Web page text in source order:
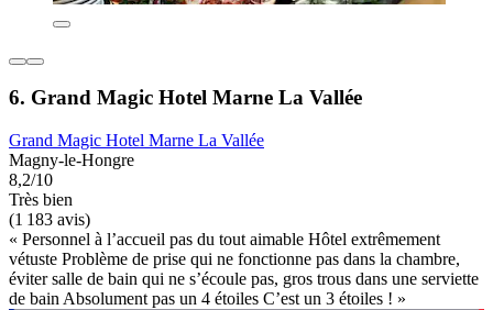
6. Grand Magic Hotel Marne La Vallée
Grand Magic Hotel Marne La Vallée
Magny-le-Hongre
8,2/10
Très bien
(1 183 avis)
« Personnel à l’accueil pas du tout aimable Hôtel extrêmement
vétuste Problème de prise qui ne fonctionne pas dans la chambre,
éviter salle de bain qui ne s’écoule pas, gros trous dans une serviette
de bain Absolument pas un 4 étoiles C’est un 3 étoiles ! »